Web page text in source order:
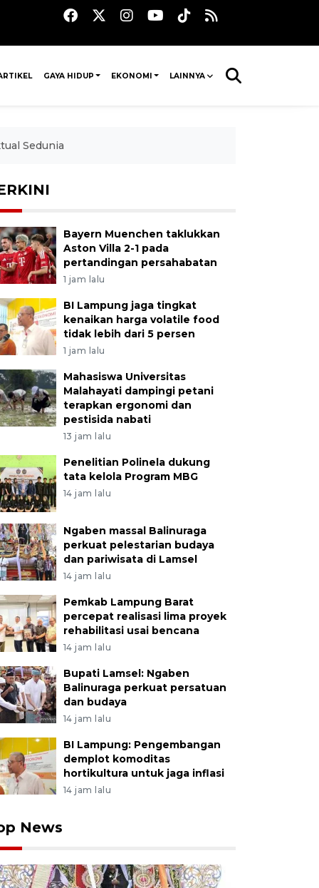
GAYA HIDUP EKONOMI LAINNYA
Sedunia
Bayern Muenchen taklukkan
Aston Villa 2-1 pada
pertandingan persahabatan
1 jam lalu
BI Lampung jaga tingkat
kenaikan harga volatile food
tidak lebih dari 5 persen
1 jam lalu
Mahasiswa Universitas
Malahayati dampingi petani
terapkan ergonomi dan
pestisida nabati
13 jam lalu
Penelitian Polinela dukung
tata kelola Program MBG
14 jam lalu
Ngaben massal Balinuraga
perkuat pelestarian budaya
dan pariwisata di Lamsel
14 jam lalu
Pemkab Lampung Barat
percepat realisasi lima proyek
rehabilitasi usai bencana
14 jam lalu
Bupati Lamsel: Ngaben
Balinuraga perkuat persatuan
dan budaya
14 jam lalu
BI Lampung: Pengembangan
demplot komoditas
hortikultura untuk jaga inflasi
14 jam lalu
News